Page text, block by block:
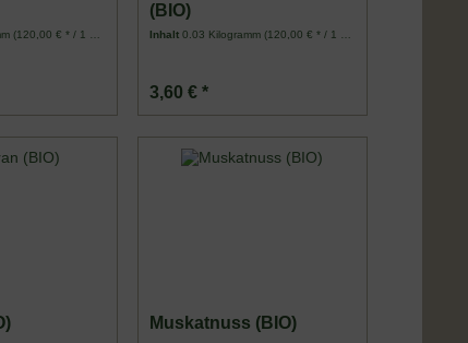
(120,00 € * / 1 Kilogramm)
(BIO)
Inhalt 0.03 Kilogramm (120,00 € * / 1 Kilogramm)
3,60 € *
Muskatnuss (BIO)